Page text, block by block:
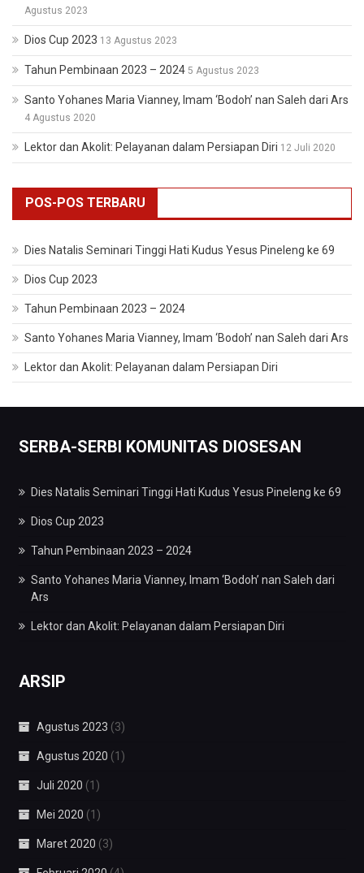
Agustus 2023
Dios Cup 2023 13 Agustus 2023
Tahun Pembinaan 2023 – 2024 5 Agustus 2023
Santo Yohanes Maria Vianney, Imam ‘Bodoh’ nan Saleh dari Ars
4 Agustus 2020
Lektor dan Akolit: Pelayanan dalam Persiapan Diri 12 Juli 2020
POS-POS TERBARU
Dies Natalis Seminari Tinggi Hati Kudus Yesus Pineleng ke 69
Dios Cup 2023
Tahun Pembinaan 2023 – 2024
Santo Yohanes Maria Vianney, Imam ‘Bodoh’ nan Saleh dari Ars
Lektor dan Akolit: Pelayanan dalam Persiapan Diri
SERBA-SERBI KOMUNITAS DIOSESAN
Dies Natalis Seminari Tinggi Hati Kudus Yesus Pineleng ke 69
Dios Cup 2023
Tahun Pembinaan 2023 – 2024
Santo Yohanes Maria Vianney, Imam ‘Bodoh’ nan Saleh dari
Ars
Lektor dan Akolit: Pelayanan dalam Persiapan Diri
ARSIP
Agustus 2023 (3)
Agustus 2020 (1)
Juli 2020 (1)
Mei 2020 (1)
Maret 2020 (3)